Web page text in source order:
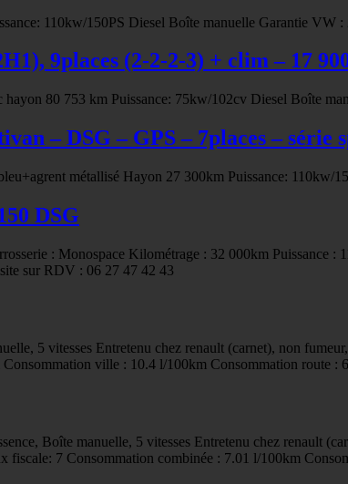
110kw/150PS Diesel Boîte manuelle Garantie VW
9places (2-2-2-3) + clim – 17
80 753 km Puissance: 75kw/102cv Diesel Boîte
– DSG – GPS – 7places – série
métallisé Hayon 27 300km Puissance:
DSG
: Monospace Kilométrage : 32 000km Puissance :
sur RDV : 06 27 47 42 43
5 vitesses Entretenu chez renault (carnet), non
ville : 10.4 l/100km Consommation route
Boîte manuelle, 5 vitesses Entretenu chez renault
fiscale: 7 Consommation combinée : 7.01 l/100km